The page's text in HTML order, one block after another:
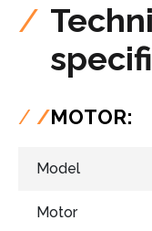
/MOTOR:
Model
Motor